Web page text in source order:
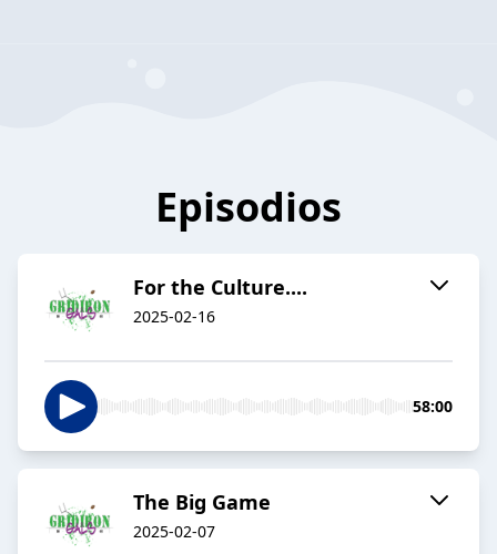
Episodios
For the Culture....
2025-02-16
58:00
The Big Game
2025-02-07